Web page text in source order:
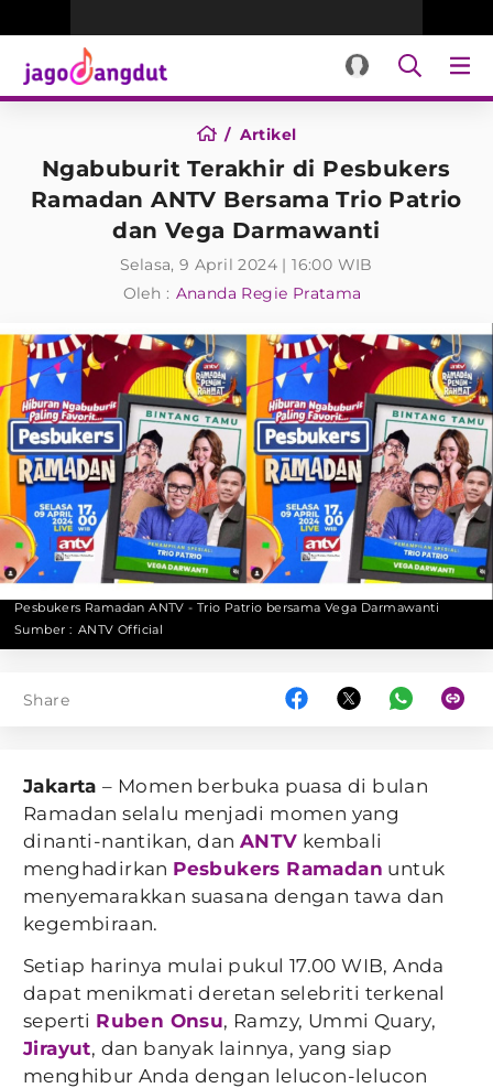
Artikel
Ngabuburit Terakhir di Pesbukers
Ramadan ANTV Bersama Trio Patrio
dan Vega Darmawanti
Selasa, 9 April 2024 | 16:00 WIB
Oleh : Ananda Regie Pratama
Pesbukers Ramadan ANTV - Trio Patrio bersama Vega Darmawanti
Sumber : ANTV Official
Share
Jakarta– Momen berbuka puasa di bulan
Ramadan selalu menjadi momen yang
dinanti-nantikan, dan ANTV kembali
menghadirkan Pesbukers Ramadan untuk
menyemarakkan suasana dengan tawa dan
kegembiraan.
Setiap harinya mulai pukul 17.00 WIB, Anda
dapat menikmati deretan selebriti terkenal
seperti Ruben Onsu, Ramzy, Ummi Quary,
Jirayut, dan banyak lainnya, yang siap
menghibur Anda dengan lelucon-lelucon